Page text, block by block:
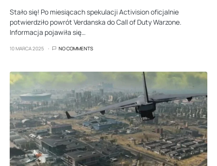
Stało się! Po miesiącach spekulacji Activision oficjalnie
potwierdziło powrót Verdanska do Call of Duty Warzone.
Informacja pojawiła się…
10 MARCA 2025 NO COMMENTS